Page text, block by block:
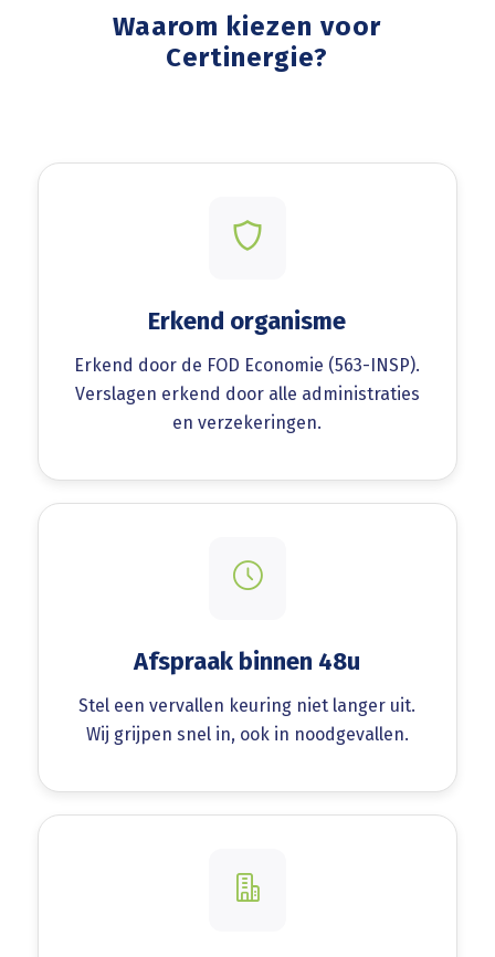
Waarom kiezen voor
Certinergie?
Erkend organisme
Erkend door de FOD Economie (563-INSP).
Verslagen erkend door alle administraties
en verzekeringen.
Afspraak binnen 48u
Stel een vervallen keuring niet langer uit.
Wij grijpen snel in, ook in noodgevallen.